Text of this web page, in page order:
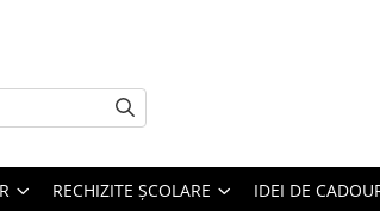
RECHIZITE ȘCOLARE IDEI DE